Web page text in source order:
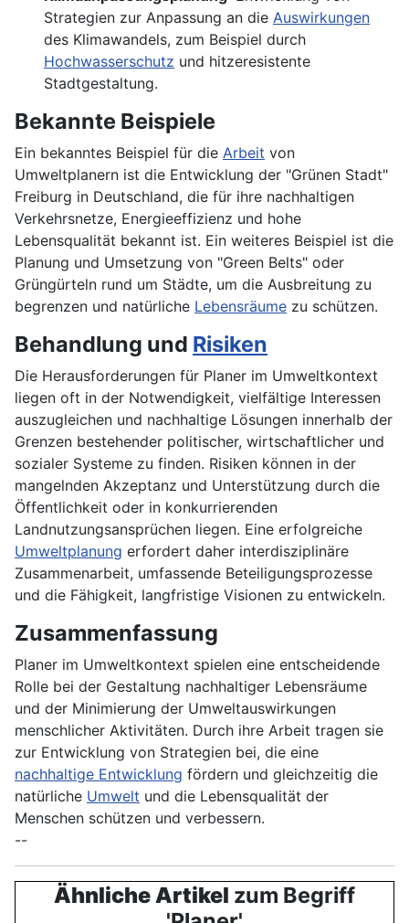
Strategien zur Anpassung an die Auswirkungen
des Klimawandels, zum Beispiel durch
Hochwasserschutz und hitzeresistente
Stadtgestaltung.
Bekannte Beispiele
Ein bekanntes Beispiel für die Arbeit von
Umweltplanern ist die Entwicklung der "Grünen Stadt"
Freiburg in Deutschland, die für ihre nachhaltigen
Verkehrsnetze, Energieeffizienz und hohe
Lebensqualität bekannt ist. Ein weiteres Beispiel ist die
Planung und Umsetzung von "Green Belts" oder
Grüngürteln rund um Städte, um die Ausbreitung zu
begrenzen und natürliche Lebensräume zu schützen.
Behandlung und Risiken
Die Herausforderungen für Planer im Umweltkontext
liegen oft in der Notwendigkeit, vielfältige Interessen
auszugleichen und nachhaltige Lösungen innerhalb der
Grenzen bestehender politischer, wirtschaftlicher und
sozialer Systeme zu finden. Risiken können in der
mangelnden Akzeptanz und Unterstützung durch die
Öffentlichkeit oder in konkurrierenden
Landnutzungsansprüchen liegen. Eine erfolgreiche
Umweltplanung erfordert daher interdisziplinäre
Zusammenarbeit, umfassende Beteiligungsprozesse
und die Fähigkeit, langfristige Visionen zu entwickeln.
Zusammenfassung
Planer im Umweltkontext spielen eine entscheidende
Rolle bei der Gestaltung nachhaltiger Lebensräume
und der Minimierung der Umweltauswirkungen
menschlicher Aktivitäten. Durch ihre Arbeit tragen sie
zur Entwicklung von Strategien bei, die eine
nachhaltige Entwicklung fördern und gleichzeitig die
natürliche Umwelt und die Lebensqualität der
Menschen schützen und verbessern.
--
Ähnliche Artikel zum Begriff